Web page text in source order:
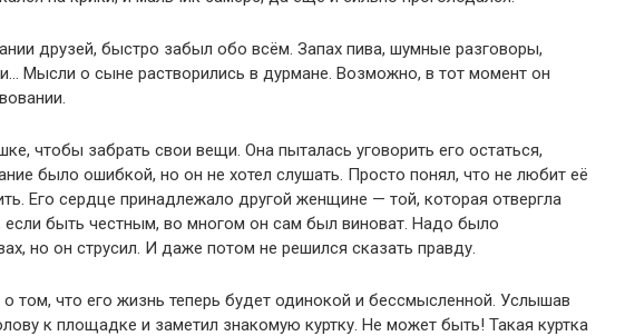
друзей, быстро забыл обо всём. Запах пива, шумные разговоры,
Мысли о сыне растворились в дурмане. Возможно, в тот момент он
чтобы забрать свои вещи. Она пыталась уговорить его остаться,
было ошибкой, но он не хотел слушать. Просто понял, что не любит её
Его сердце принадлежало другой женщине — той, которая отвергла
если быть честным, во многом он сам был виноват. Надо было
но он струсил. И даже потом не решился сказать правду.
том, что его жизнь теперь будет одинокой и бессмысленной. Услышав
к площадке и заметил знакомую куртку. Не может быть! Такая куртка